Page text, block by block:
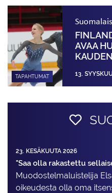
TAPAHTUMAT
AVAA
KAUDEN
13.
23. KESÄKUUTA 2026
"Saa olla rakastettu
Muodostelma­luistelija
oikeudesta olla oma